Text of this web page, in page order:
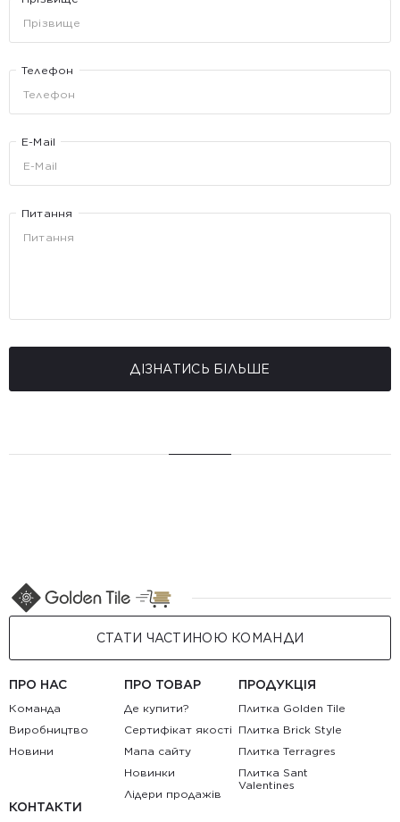
Телефон
E-Mail
Питання
ДІЗНАТИСЬ БІЛЬШЕ
СТАТИ ЧАСТИНОЮ КОМАНДИ
ПРО НАС
Команда
Виробництво
Новини
ПРО ТОВАР
Де купити?
Сертифікат якості
Мапа сайту
Новинки
Лідери продажів
ПРОДУКЦІЯ
Плитка Golden Tile
Плитка Brick Style
Плитка Terragres
Плитка Sant
Valentines
КОНТАКТИ